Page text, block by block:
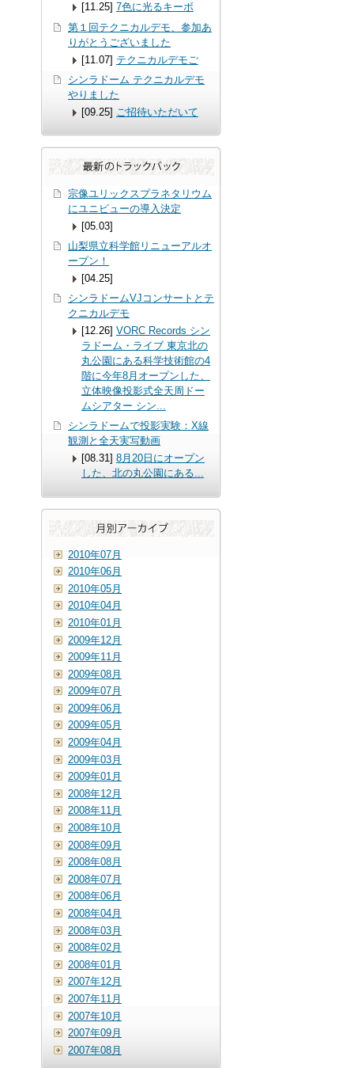
[11.25] 7色に光るキーボ
第１回テクニカルデモ、参加あ
りがとうございました
[11.07] テクニカルデモご
シンラドーム テクニカルデモ
やりました
[09.25] ご招待いただいて
宗像ユリックスプラネタリウム
にユニビューの導入決定
[05.03]
山梨県立科学館リニューアルオ
ープン！
[04.25]
シンラドームVJコンサートとテ
クニカルデモ
[12.26] VORC Records シン
ラドーム・ライブ 東京北の
丸公園にある科学技術館の4
階に今年8月オープンした、
立体映像投影式全天周ドー
ムシアター シン...
シンラドームで投影実験：X線
観測と全天実写動画
[08.31] 8月20日にオープン
した、北の丸公園にある...
2010年07月
2010年06月
2010年05月
2010年04月
2010年01月
2009年12月
2009年11月
2009年08月
2009年07月
2009年06月
2009年05月
2009年04月
2009年03月
2009年01月
2008年12月
2008年11月
2008年10月
2008年09月
2008年08月
2008年07月
2008年06月
2008年04月
2008年03月
2008年02月
2008年01月
2007年12月
2007年11月
2007年10月
2007年09月
2007年08月